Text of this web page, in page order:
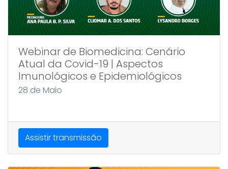
Webinar de Biomedicina: Cenário
Atual da Covid-19 | Aspectos
Imunológicos e Epidemiológicos
28 de Maio
Assistir transmissão